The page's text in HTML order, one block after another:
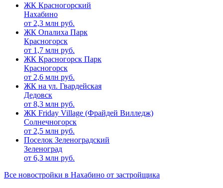
ЖК Красногорский
Нахабино
от 2,3 млн руб.
ЖК Опалиха Парк
Красногорск
от 1,7 млн руб.
ЖК Красногорск Парк
Красногорск
от 2,6 млн руб.
ЖК на ул. Гвардейская
Дедовск
от 8,3 млн руб.
ЖК Friday Village (Фрайдей Вилледж)
Солнечногорск
от 2,5 млн руб.
Поселок Зеленоградский
Зеленоград
от 6,3 млн руб.
Все новостройки в Нахабино от застройщика